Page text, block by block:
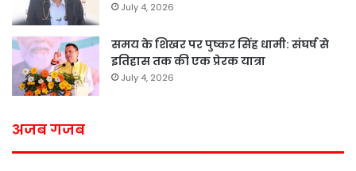
July 4, 2026
समय के शिखर पर पुष्कर सिंह धामी: संघर्ष से
इतिहास तक की एक प्रेरक यात्रा
July 4, 2026
अजब गजब